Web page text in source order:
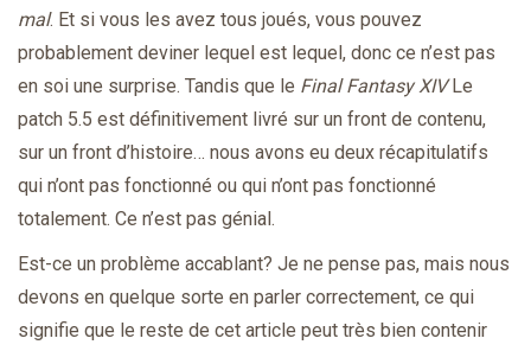
mal. Et si vous les avez tous joués, vous pouvez
probablement deviner lequel est lequel, donc ce n’est pas
en soi une surprise. Tandis que le Final Fantasy XIVLe
patch 5.5 est définitivement livré sur un front de contenu,
sur un front d’histoire… nous avons eu deux récapitulatifs
qui n’ont pas fonctionné ou qui n’ont pas fonctionné
totalement. Ce n’est pas génial.
Est-ce un problème accablant? Je ne pense pas, mais nous
devons en quelque sorte en parler correctement, ce qui
signifie que le reste de cet article peut très bien contenir